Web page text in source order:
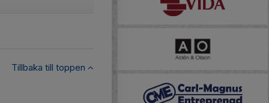
Tillbaka till toppen